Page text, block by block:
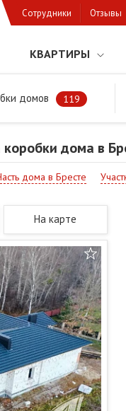
Сотрудники Отзывы
КВАРТИРЫ
домов 119
районе Продажа
дома в
дома в Бресте
На карте